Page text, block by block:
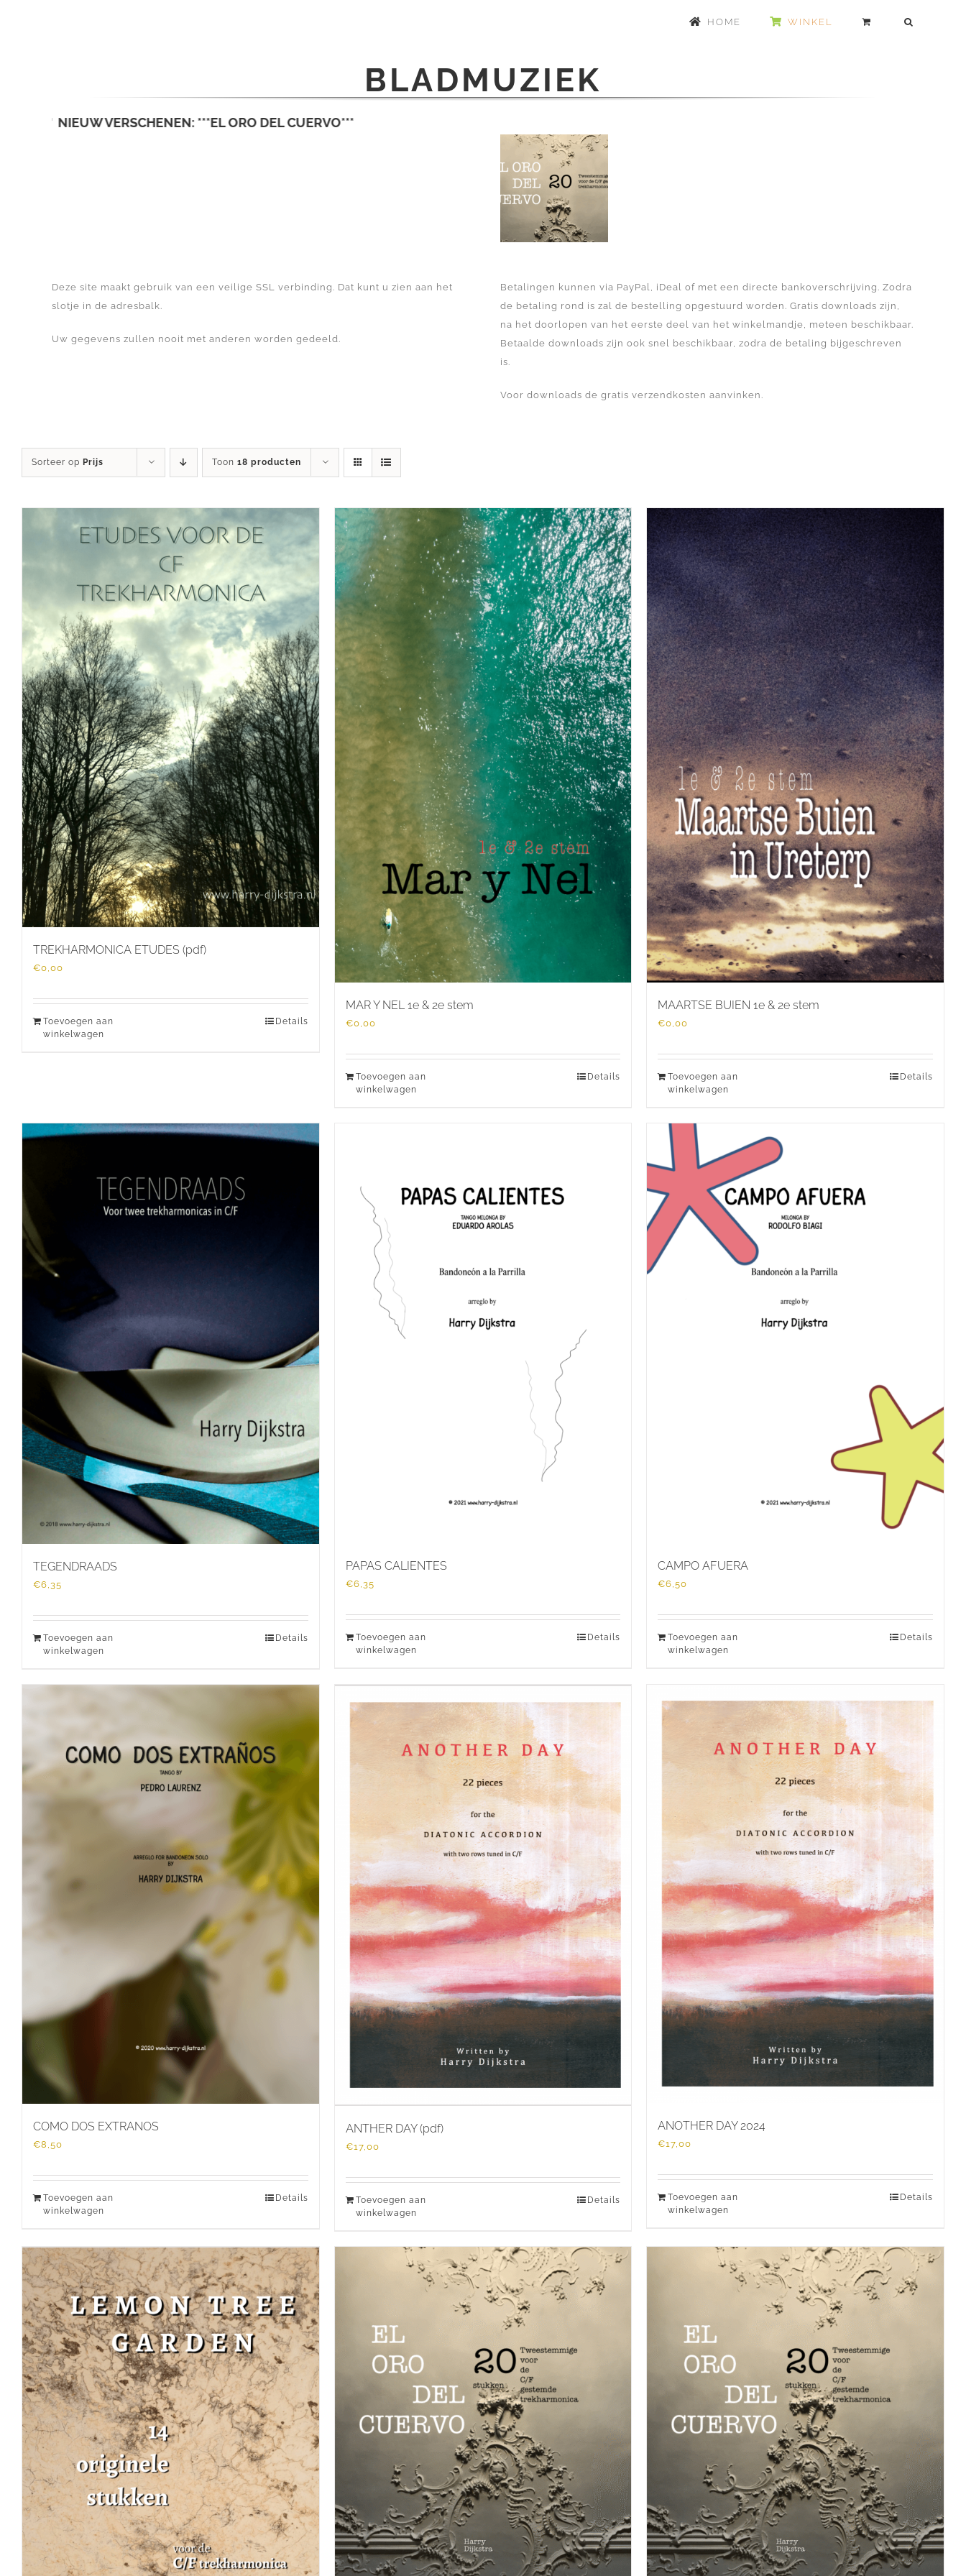
HOME WINKEL
BLADMUZIEK
NIEUW VERSCHENEN: ***EL ORO DEL CUERVO*** NIEUW VERSCHENEN: ***EL ORO DEL CUERVO***
Deze site maakt gebruik van een veilige SSL verbinding. Dat kunt u zien aan het
slotje in de adresbalk.
Uw gegevens zullen nooit met anderen worden gedeeld.
Betalingen kunnen via PayPal, iDeal of met een directe bankoverschrijving. Zodra
de betaling rond is zal de bestelling opgestuurd worden. Gratis downloads zijn,
na het doorlopen van het eerste deel van het winkelmandje, meteen beschikbaar.
Betaalde downloads zijn ook snel beschikbaar, zodra de betaling bijgeschreven
is.
Voor downloads de gratis verzendkosten aanvinken.
Sorteer op Prijs Toon 18 producten
TREKHARMONICA ETUDES (pdf)
€0,00
Toevoegen aan
winkelwagen
Details
MAR Y NEL 1e & 2e stem
€0,00
Toevoegen aan
winkelwagen
Details
MAARTSE BUIEN 1e & 2e stem
€0,00
Toevoegen aan
winkelwagen
Details
TEGENDRAADS
€6,35
Toevoegen aan
winkelwagen
Details
PAPAS CALIENTES
€6,35
Toevoegen aan
winkelwagen
Details
CAMPO AFUERA
€6,50
Toevoegen aan
winkelwagen
Details
COMO DOS EXTRANOS
€8,50
Toevoegen aan
winkelwagen
Details
ANTHER DAY (pdf)
€17,00
Toevoegen aan
winkelwagen
Details
ANOTHER DAY 2024
€17,00
Toevoegen aan
winkelwagen
Details